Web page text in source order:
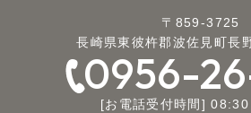
〒859-3725
長崎県東彼杵郡波佐見町長
0956-
[お電話受付時間]